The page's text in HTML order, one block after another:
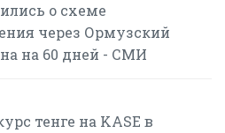
о схеме
через Ормузский
на 60 дней - СМИ
тенге на KASE в